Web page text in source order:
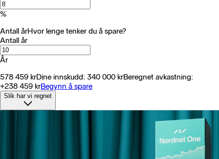
%
Antall årHvor lenge tenker du å spare?
Antall år
År
578 459 krDine innskudd: 340 000 krBeregnet avkastning:
+238 459 krBegynn å spare
Slik har vi regnet